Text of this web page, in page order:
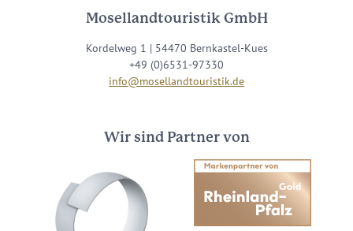
Mosellandtouristik GmbH
Kordelweg 1 | 54470 Bernkastel-Kues
+49 (0)6531-97330
info@mosellandtouristik.de
Wir sind Partner von